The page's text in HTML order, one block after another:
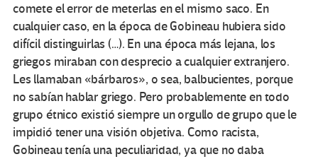
comete el error de meterlas en el mismo saco. En
cualquier caso, en la época de Gobineau hubiera sido
difícil distinguirlas (…). En una época más lejana, los
griegos miraban con desprecio a cualquier extranjero.
Les llamaban «bárbaros», o sea, balbucientes, porque
no sabían hablar griego. Pero probablemente en todo
grupo étnico existió siempre un orgullo de grupo que le
impidió tener una visión objetiva. Como racista,
Gobineau tenía una peculiaridad, ya que no daba